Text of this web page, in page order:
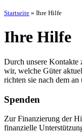
Startseite » Ihre Hilfe
Ihre Hilfe
Durch unsere Kontakte
wir, welche Güter
richten sie nach dem
Spenden
Zur Finanzierung der
finanzielle